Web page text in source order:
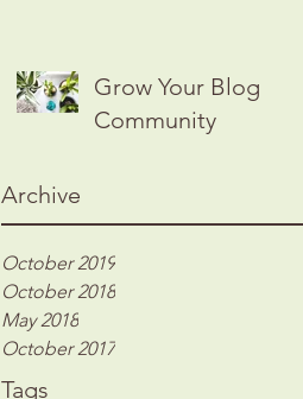
Grow Your Blog
Community
Archive
October 2019
October 2018
May 2018
October 2017
Tags